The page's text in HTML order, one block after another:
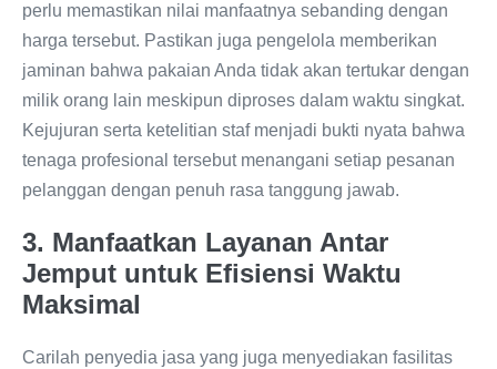
perlu memastikan nilai manfaatnya sebanding dengan
harga tersebut. Pastikan juga pengelola memberikan
jaminan bahwa pakaian Anda tidak akan tertukar dengan
milik orang lain meskipun diproses dalam waktu singkat.
Kejujuran serta ketelitian staf menjadi bukti nyata bahwa
tenaga profesional tersebut menangani setiap pesanan
pelanggan dengan penuh rasa tanggung jawab.
3. Manfaatkan Layanan Antar
Jemput untuk Efisiensi Waktu
Maksimal
Carilah penyedia jasa yang juga menyediakan fasilitas